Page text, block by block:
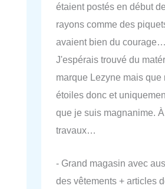
étaient postés en début
rayons comme des
avaient bien du courage…
J'espérais trouvé du
marque Lezyne mais que
étoiles donc et
que je suis magnanime.
travaux…
- Grand magasin avec
des vêtements + articles